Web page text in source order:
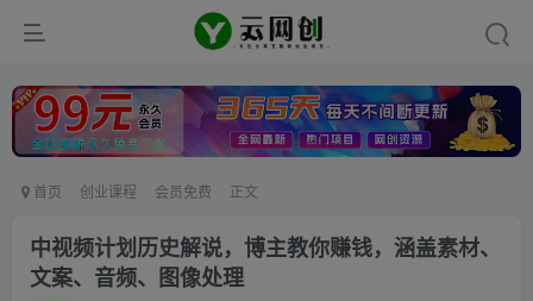
首页 创业课程 会员免费 正文
中视频计划历史解说，博主教你赚钱，涵盖素材、
文案、音频、图像处理